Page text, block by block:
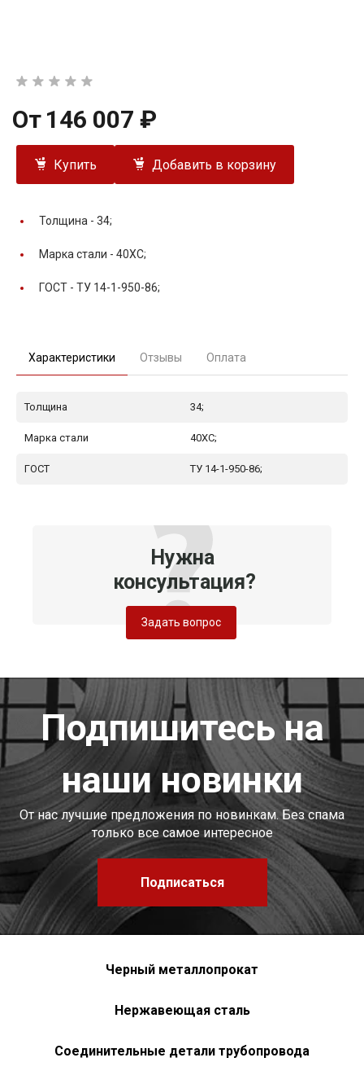
От 146 007 ₽
Купить Добавить в корзину
Толщина - 34;
Марка стали - 40ХС;
ГОСТ - ТУ 14-1-950-86;
Характеристики Отзывы Оплата
Толщина 34;
Марка стали 40ХС;
ГОСТ ТУ 14-1-950-86;
Нужна
консультация?
Задать вопрос
Подпишитесь на
наши новинки
От нас лучшие предложения по новинкам. Без спама
только все самое интересное
Подписаться
Черный металлопрокат
Нержавеющая сталь
Соединительные детали трубопровода